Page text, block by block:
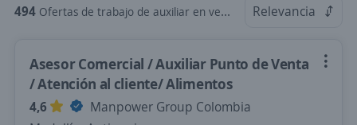
494 Ofertas de trabajo de auxiliar en ventas en medellin Relevancia
Asesor Comercial / Auxiliar Punto de Venta
/ Atención al cliente/ Alimentos
4,6
Manpower Group Colombia